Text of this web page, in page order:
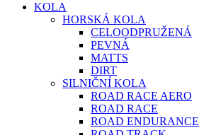
KOLA
HORSKÁ KOLA
CELOODPRUŽENÁ
PEVNÁ
MATTS
DIRT
SILNIČNÍ KOLA
ROAD RACE AERO
ROAD RACE
ROAD ENDURANCE